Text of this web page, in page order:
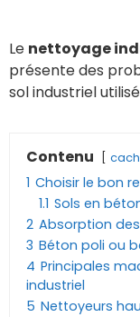
Le nettoyage
présente des
sol industriel
Contenu
1 Choisir le bon
1.1 Sols en
2 Absorption
3 Béton poli ou
4 Principales
industriel
5 Nettoyeurs